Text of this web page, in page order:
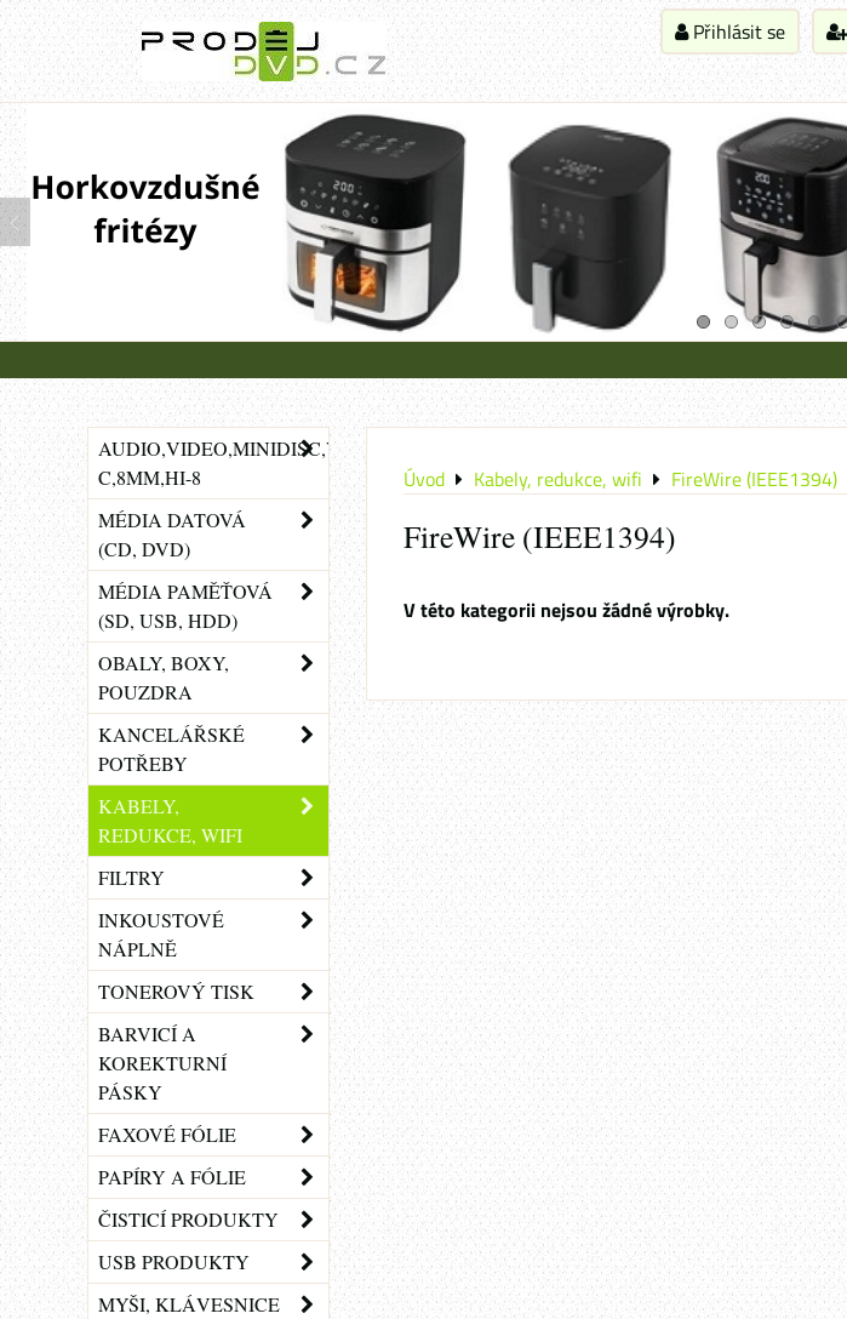
Přihlásit se
Úvod Kabely, redukce, wifi FireWire (IEEE1394)
FireWire (IEEE1394)
AUDIO,VIDEO,MINIDISC,VHS-
C,8MM,HI-8
MÉDIA DATOVÁ
(CD, DVD)
MÉDIA PAMĚŤOVÁ
(SD, USB, HDD)
OBALY, BOXY,
POUZDRA
KANCELÁŘSKÉ
POTŘEBY
KABELY,
REDUKCE, WIFI
FILTRY
INKOUSTOVÉ
NÁPLNĚ
TONEROVÝ TISK
BARVICÍ A
KOREKTURNÍ
PÁSKY
FAXOVÉ FÓLIE
PAPÍRY A FÓLIE
ČISTICÍ PRODUKTY
USB PRODUKTY
MYŠI, KLÁVESNICE